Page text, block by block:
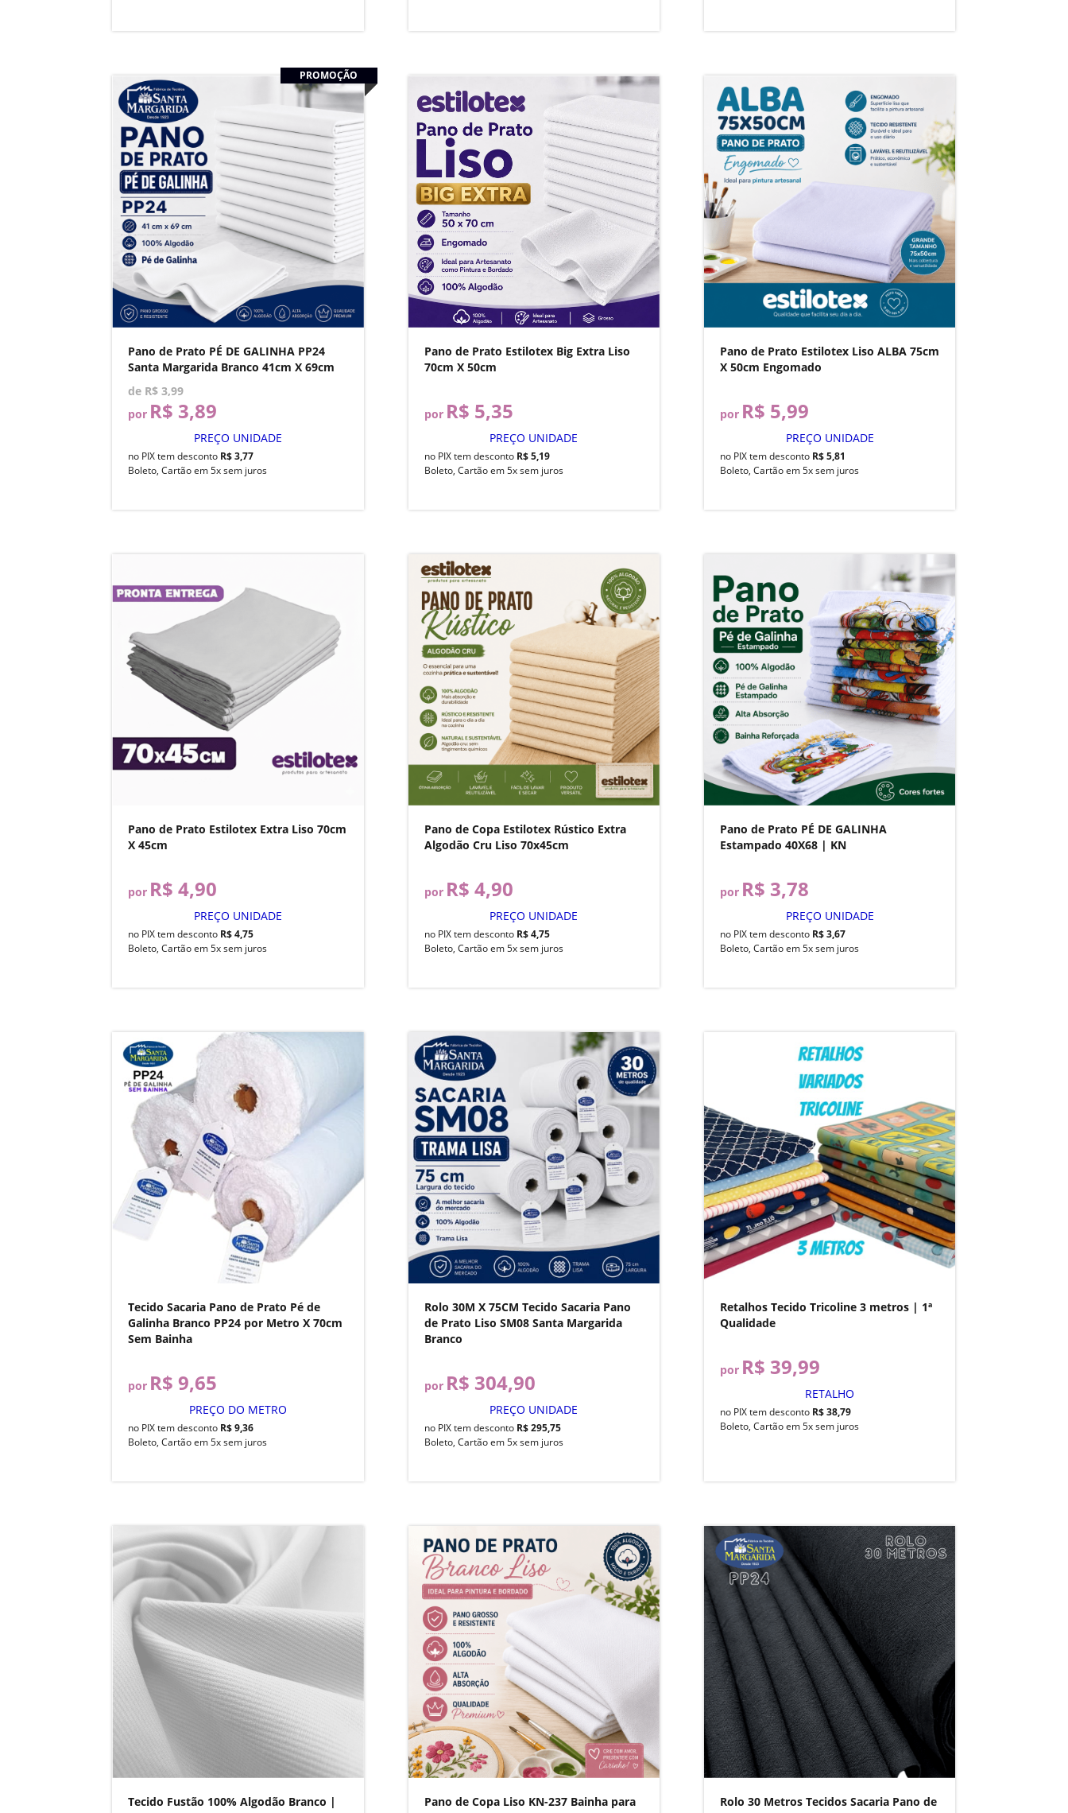
PROMOÇÃO
Pano de Prato PÉ DE GALINHA PP24
Santa Margarida Branco 41cm X 69cm
de R$ 3,99
por R$ 3,89
PREÇO UNIDADE
no PIX tem desconto R$ 3,77
Boleto, Cartão em 5x sem juros
Pano de Prato Estilotex Big Extra Liso
70cm X 50cm
por R$ 5,35
PREÇO UNIDADE
no PIX tem desconto R$ 5,19
Boleto, Cartão em 5x sem juros
Pano de Prato Estilotex Liso ALBA 75cm
X 50cm Engomado
por R$ 5,99
PREÇO UNIDADE
no PIX tem desconto R$ 5,81
Boleto, Cartão em 5x sem juros
Pano de Prato Estilotex Extra Liso 70cm
X 45cm
por R$ 4,90
PREÇO UNIDADE
no PIX tem desconto R$ 4,75
Boleto, Cartão em 5x sem juros
Pano de Copa Estilotex Rústico Extra
Algodão Cru Liso 70x45cm
por R$ 4,90
PREÇO UNIDADE
no PIX tem desconto R$ 4,75
Boleto, Cartão em 5x sem juros
Pano de Prato PÉ DE GALINHA
Estampado 40X68 | KN
por R$ 3,78
PREÇO UNIDADE
no PIX tem desconto R$ 3,67
Boleto, Cartão em 5x sem juros
Tecido Sacaria Pano de Prato Pé de
Galinha Branco PP24 por Metro X 70cm
Sem Bainha
por R$ 9,65
PREÇO DO METRO
no PIX tem desconto R$ 9,36
Boleto, Cartão em 5x sem juros
Rolo 30M X 75CM Tecido Sacaria Pano
de Prato Liso SM08 Santa Margarida
Branco
por R$ 304,90
PREÇO UNIDADE
no PIX tem desconto R$ 295,75
Boleto, Cartão em 5x sem juros
Retalhos Tecido Tricoline 3 metros | 1ª
Qualidade
por R$ 39,99
RETALHO
no PIX tem desconto R$ 38,79
Boleto, Cartão em 5x sem juros
Tecido Fustão 100% Algodão Branco |
Pano de Copa Liso KN-237 Bainha para
Rolo 30 Metros Tecidos Sacaria Pano de